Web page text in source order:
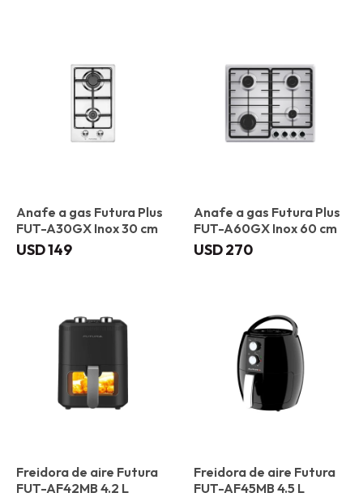
Anafe a gas Futura Plus
FUT-A30GX Inox 30 cm
USD149
Anafe a gas Futura Plus
FUT-A60GX Inox 60 cm
USD270
Freidora de aire Futura
FUT-AF42MB 4.2 L
Freidora de aire Futura
FUT-AF45MB 4.5 L